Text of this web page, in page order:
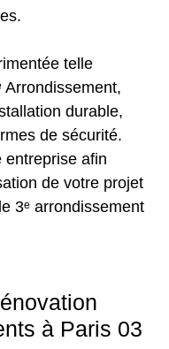
telle
Arrondissement,
durable,
de sécurité.
entreprise afin
de votre projet
3ᵉ arrondissement
à Paris 03